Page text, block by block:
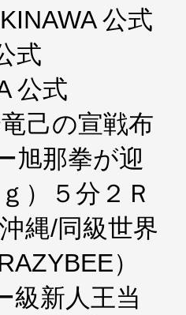
公式
式
公式
己の宣戦布
旭那拳が迎
）５分２Ｒ
縄/同級世界
）
級新人王当